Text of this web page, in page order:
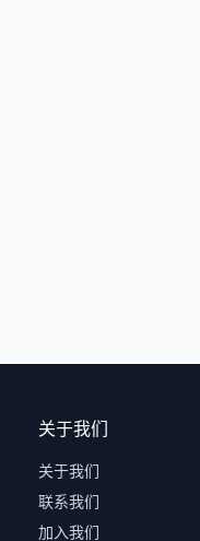
关于我们
关于我们
联系我们
加入我们